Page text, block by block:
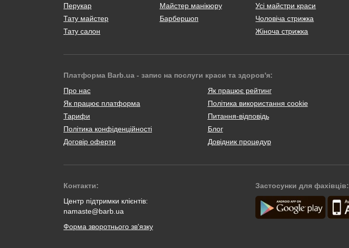
Перукар
Майстер манікюру
Тату майстер
Барбершоп
Тату салон
Усі майстри краси
Чоловіча стрижка
Жіноча стрижка
Платформа Barb.ua - запис на послуги краси та здоров'я:
Про нас
Як працює платформа
Тарифи
Політика конфіденційності
Договір оферти
Як працює рейтинг
Політика використання cookie
Питання-відповідь
Блог
Довідник процедур
Контакти:
Центр підтримки клієнтів:
namaste@barb.ua
Форма зворотнього зв'язку
Застосунки для фахівців: